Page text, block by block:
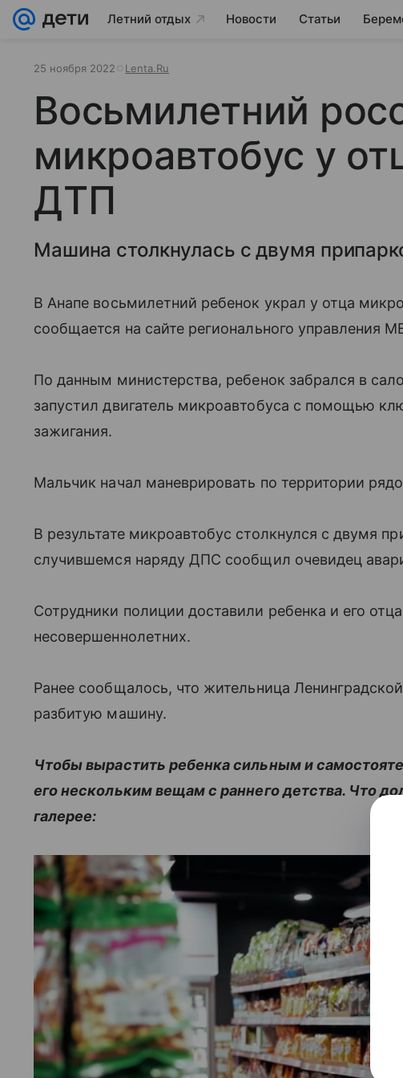
Летний отдых Новости Статьи
25 ноября 2022 Lenta.Ru
Восьмилетний
микроавтобус у
ДТП
Машина столкнулась с двумя
В Анапе восьмилетний ребенок украл у отца
сообщается на сайте регионального управления
По данным министерства, ребенок забрался в
запустил двигатель микроавтобуса с помощью
зажигания.
Мальчик начал маневрировать по территории
В результате микроавтобус столкнулся с двумя
случившемся наряду ДПС сообщил очевидец
Сотрудники полиции доставили ребенка и его
несовершеннолетних.
Ранее сообщалось, что жительница
разбитую машину.
Чтобы вырастить ребенка сильным и
его нескольким вещам с раннего детства. Что
галерее: